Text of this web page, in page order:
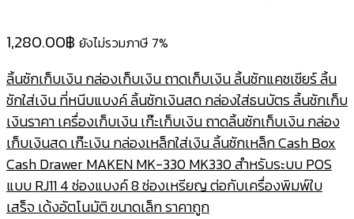
1,280.00฿ ยังไม่รวมภาษี 7%
ลิ้นชักเก็บเงิน กล่องเก็บเงิน ถาดเก็บเงิน ลิ้นชักแคชเชียร์ ลิ้น
ชักใส่เงิน ที่หนีบแบงค์ ลิ้นชักเงินสด กล่องใส่ธนบัตร ลิ้นชักเก็บ
เงินราคา เครื่องเก็บเงิน เก๊ะเก็บเงิน ถาดลิ้นชักเก็บเงิน กล่อง
เก็บเงินสด เก๊ะเงิน กล่องเหล็กใส่เงิน ลิ้นชักเหล็ก Cash Box
Cash Drawer MAKEN MK-330 MK330 สำหรับระบบ POS
แบบ RJ11 4 ช่องแบงค์ 8 ช่องเหรียญ ต่อกับเครื่องพิมพ์ใบ
เสร็จ เด้งอัตโนมัติ ขนาดเล็ก ราคาถูก